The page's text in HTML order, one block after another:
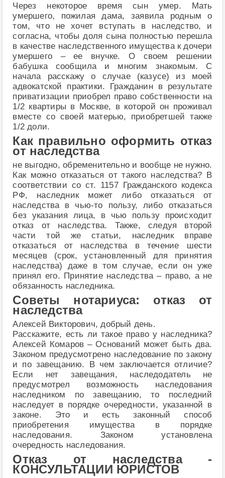
Через некоторое время сын умер. Мать
умершего, пожилая дама, заявила родным о
том, что не хочет вступать в наследство, и
согласна, чтобы доля сына полностью перешла
в качестве наследственного имущества к дочери
умершего – ее внучке. О своем решении
бабушка сообщила и многим знакомым. С
начала расскажу о случае (казусе) из моей
адвокатской практики. Гражданин в результате
приватизации приобрел право собственности на
1/2 квартиры в Москве, в которой он проживал
вместе со своей матерью, приобретшей также
1/2 доли.
Как правильно оформить отказ
от наследства
не выгодно, обременительно и вообще не нужно.
Как можно отказаться от такого наследства? В
соответствии со ст. 1157 Гражданского кодекса
РФ, наследник может либо отказаться от
наследства в чью-то пользу, либо отказаться
без указания лица, в чью пользу происходит
отказ от наследства. Также, следуя второй
части той же статьи, наследник вправе
отказаться от наследства в течение шести
месяцев (срок, установленный для принятия
наследства) даже в том случае, если он уже
принял его. Принятие наследства – право, а не
обязанность наследника.
Советы нотариуса: отказ от
наследства
Алексей Викторович, добрый день.
Расскажите, есть ли такое право у наследника?
Алексей Комаров – Оснований может быть два.
Законом предусмотрено наследование по закону
и по завещанию. В чем заключается отличие?
Если нет завещания, наследодатель не
предусмотрел возможность наследования
наследником по завещанию, то последний
наследует в порядке очередности, указанной в
законе. Это и есть законный способ
приобретения имущества в порядке
наследования. Законом установлена
очередность наследования.
Отказ от наследства -
КОНСУЛЬТАЦИИ ЮРИСТОВ